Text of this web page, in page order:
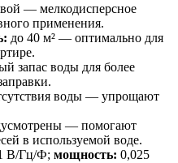
— мелкодисперсное
применения.
до 40 м² — оптимально для
запас воды для более
воды — упрощают
— помогают
в используемой воде.
В/Гц/Ф; мощность: 0,025